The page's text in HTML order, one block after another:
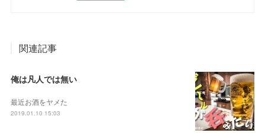
関連記事
俺は凡人では無い
最近お酒をヤメた
2019.01.10 15:03